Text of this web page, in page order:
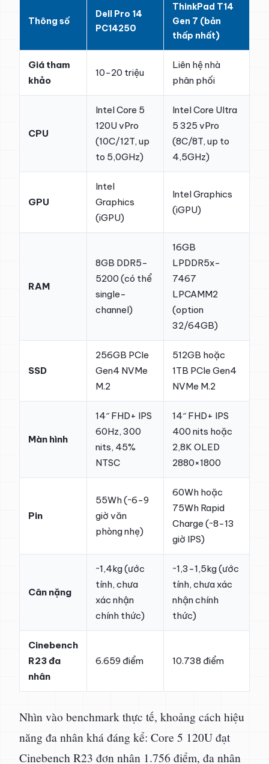
Thông số
Dell Pro 14
PC14250
ThinkPad T14
Gen 7 (bản
thấp nhất)
Giá tham
khảo
10-20 triệu
Liên hệ nhà
phân phối
CPU
Intel Core 5
120U vPro
(10C/12T, up
to 5,0GHz)
Intel Core Ultra
5 325 vPro
(8C/8T, up to
4,5GHz)
GPU
Intel
Graphics
(iGPU)
Intel Graphics
(iGPU)
RAM
8GB DDR5-
5200 (có thể
single-
channel)
16GB
LPDDR5x-
7467
LPCAMM2
(option
32/64GB)
SSD
256GB PCIe
Gen4 NVMe
M.2
512GB hoặc
1TB PCIe Gen4
NVMe M.2
Màn hình
14″ FHD+ IPS
60Hz, 300
nits, 45%
NTSC
14″ FHD+ IPS
400 nits hoặc
2,8K OLED
2880×1800
Pin
55Wh (~6-9
giờ văn
phòng nhẹ)
60Wh hoặc
75Wh Rapid
Charge (~8-13
giờ IPS)
Cân nặng
~1,4kg (ước
tính, chưa
xác nhận
chính thức)
~1,3-1,5kg (ước
tính, chưa xác
nhận chính
thức)
Cinebench
R23 đa
nhân
6.659 điểm 10.738 điểm
Nhìn vào benchmark thực tế, khoảng cách hiệu
năng đa nhân khá đáng kể: Core 5 120U đạt
Cinebench R23 đơn nhân 1.756 điểm, đa nhân